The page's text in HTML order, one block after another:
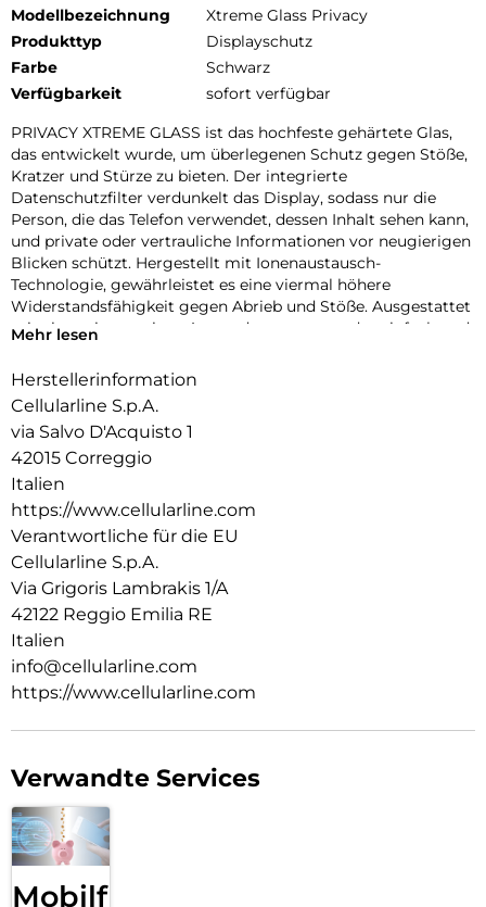
Modellbezeichnung
Xtreme Glass Privacy
Produkttyp
Displayschutz
Farbe
Schwarz
Verfügbarkeit
sofort verfügbar
PRIVACY XTREME GLASS ist das hochfeste gehärtete Glas,
das entwickelt wurde, um überlegenen Schutz gegen Stöße,
Kratzer und Stürze zu bieten. Der integrierte
Datenschutzfilter verdunkelt das Display, sodass nur die
Person, die das Telefon verwendet, dessen Inhalt sehen kann,
und private oder vertrauliche Informationen vor neugierigen
Blicken schützt. Hergestellt mit Ionenaustausch-
Technologie, gewährleistet es eine viermal höhere
Widerstandsfähigkeit gegen Abrieb und Stöße. Ausgestattet
mit einem innovativen Anwendungssystem, das einfach und
ohne Blasen oder Mängel.
Mehr lesen
Herstellerinformation
Cellularline S.p.A.
via Salvo D'Acquisto 1
42015 Correggio
Italien
https://www.cellularline.com
Verantwortliche für die EU
Cellularline S.p.A.
Via Grigoris Lambrakis 1/A
42122 Reggio Emilia RE
Italien
info@cellularline.com
https://www.cellularline.com
Verwandte Services
Mobilfunk